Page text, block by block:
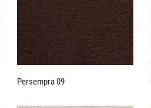
Persempra 09